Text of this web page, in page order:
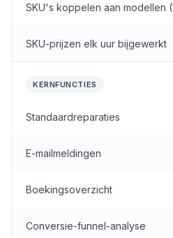
SKU's koppelen aan modellen
SKU-prijzen elk uur bijgewerkt
KERNFUNCTIES
Standaardreparaties
E-mailmeldingen
Boekingsoverzicht
Conversie-funnel-analyse